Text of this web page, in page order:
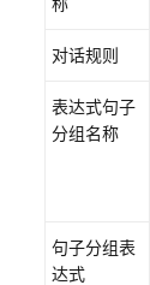
媒
体
运
营
绩
对话规则
表达式句子
分组名称
句子分组表
达式